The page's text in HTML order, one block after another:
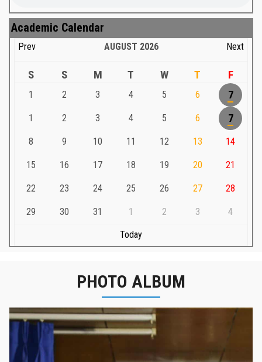
Academic Calendar
Prev AUGUST 2026 Next
S S M T W T F
1 2 3 4 5 6 7
1 2 3 4 5 6 7
8 9 10 11 12 13 14
15 16 17 18 19 20 21
22 23 24 25 26 27 28
29 30 31 1 2 3 4
Today
PHOTO ALBUM